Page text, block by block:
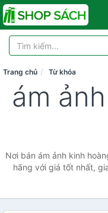
Trang chủ Từ khóa
ám
Nơi bán ám ảnh kinh
hãng với giá tốt nhất,